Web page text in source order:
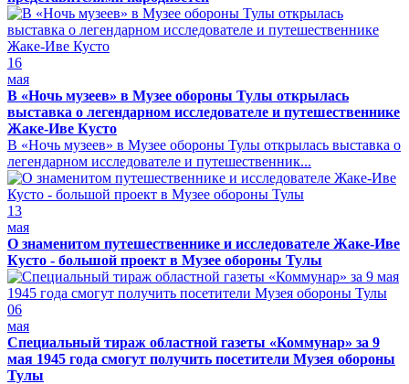
16
мая
В «Ночь музеев» в Музее обороны Тулы открылась
выставка о легендарном исследователе и путешественнике
Жаке-Иве Кусто
В «Ночь музеев» в Музее обороны Тулы открылась выставка о
легендарном исследователе и путешественник...
13
мая
О знаменитом путешественнике и исследователе Жаке-Иве
Кусто - большой проект в Музее обороны Тулы
06
мая
Специальный тираж областной газеты «Коммунар» за 9
мая 1945 года смогут получить посетители Музея обороны
Тулы